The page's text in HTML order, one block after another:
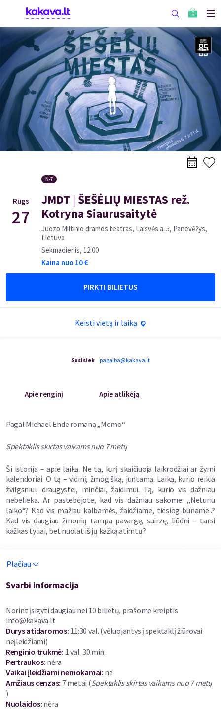
0
Rugs
27
N-7
JMDT | ŠEŠĖLIŲ MIESTAS rež.
Kotryna Siaurusaitytė
Juozo Miltinio dramos teatras, Laisvės a. 5, Panevėžys,
Lietuva
Sekmadienis, 12:00
Kaina nuo 10€
PIRKTI BILIETUS
Keisti vietą ir laiką
Susisiek pagalba@kakava.lt
Apie renginį Apie atlikėją
Pagal Michael Ende romaną „Momo“
Spektaklis skirtas vaikams nuo 7 metų
Ši istorija – apie laiką. Ne tą, kurį skaičiuoja laikrodžiai ar žymi
kalendoriai. O tą – vidinį, žmogišką, juntamą. Laiką, kurio reikia
žvilgsniui, draugystei, minčiai, žaidimui. Tą, kurio vis dažniau
nebelieka. Ar pastebėjote, kad vis dažniau sakome: „Neturiu
laiko“? Kad vis mažiau kalbamės, žaidžiame, tiesiog būname..?
Kad vis daugiau žmonių tampa pavargę, suirzę, liūdni – tarsi
kažkas tyliai, bet nuolat iš jų kažką atimtų?
žmonės, kurie nuolat skuba, planuoja, taupo – kol vieną dieną
taupymo meistrai, slapta vagia laiką, o kartu – ir gyvenimo
niekas nebepastebi, kaip pamažu nyksta spalvos.
Ir tada pasirodo Momo. Ji – nėra herojė tradicine prasme. Ji
neturi jokių supergalių, tiesiog moka klausytis. Ir kai pasaulis
ima grimzti į šešėlį, ji viena išdrįsta leistis į magišką kelionę
ieškoti laiko.
Tai vizualiai poetiška istorija apie tai, kaip svarbu sustoti, išgirsti
ir mokėti būti. Galbūt laikas – tai ne turtas, kurį reikia taupyti, o
dovana, kuria verta dalintis?
Plačiau
Svarbi informacija
Norint įsigyti daugiau nei 10 bilietų, prašome kreiptis
info@kakava.lt
Durys atidaromos: 11:30 val. (vėluojantys į spektaklį žiūrovai
neįleidžiami)
Renginio trukmė: 1 val. 30 min.
Pertraukos: nėra
Vaikai įleidžiami nemokamai: ne
Amžiaus cenzas: 7 metai (Spektaklis skirtas vaikams nuo 7 metų
)
Nuolaidos: nėra